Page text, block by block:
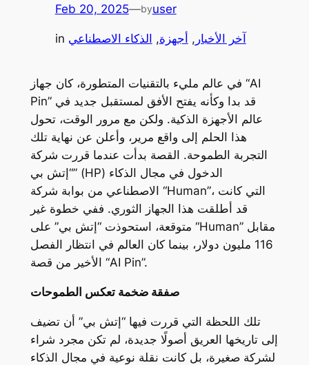
Feb 20, 2025—byuser
in آخر الأخبار , أجهزة, الذكاء الاصطناعي
في عالم مليء بالتقنيات المتطورة، كان جهاز “AI
Pin” قد بدا وكأنه يفتح الأفق لمستقبل جديد في
عالم الأجهزة الذكية. ولكن مع مرور الوقت، تحول
هذا الحلم إلى واقع مرير، وأعلن عن نهاية تلك
التجربة الطموحة. القصة بدأت عندما قررت شركة
“إتش بي” (HP) الدخول في مجال الذكاء
الاصطناعي من بوابة شركة “Human”، التي كانت
قد أطلقت هذا الجهاز الثوري. ففي خطوة غير
متوقعة، استحوذت “إتش بي” على “Human” مقابل
116 مليون دولار، بينما كان العالم في انتظار الفصل
الأخير من قصة “AI Pin”.
صفقة ضخمة تعكس الطموحات
تلك اللحظة التي قررت فيها “إتش بي” أن تضيف
إلى تاريخها العريق أصولًا جديدة، لم تكن مجرد شراء
لشركة صغيرة، بل كانت نقلة نوعية في مجال الذكاء